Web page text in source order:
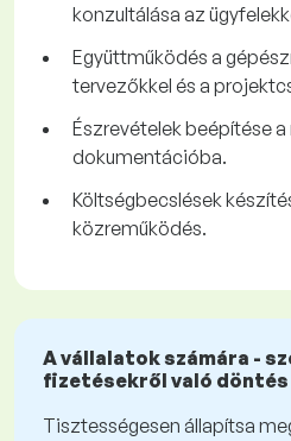
konzultálása az
Együttműködés a
tervezőkkel és a
Észrevételek beépítése
dokumentációba.
Költségbecslések
közreműködés.
A vállalatok számára -
fizetésekről való döntés
Tisztességesen állapítsa